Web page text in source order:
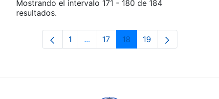
Mostrando el intervalo 171 - 180 de 184
resultados.
Página
1 ...Páginas intermedias Use TAB para
Página
17 Página
18 Página
19